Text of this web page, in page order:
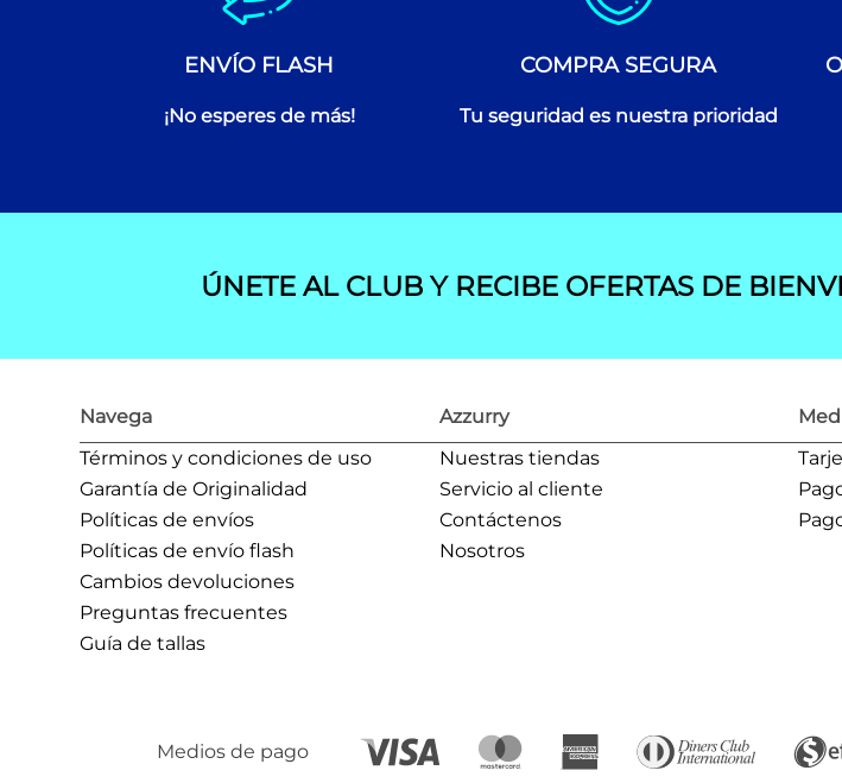
ENVÍO FLASH
¡No esperes de más!
COMPRA SEGURA
Tu seguridad es nuestra prioridad
ÚNETE AL CLUB Y RECIBE OFERTAS DE
Navega
Términos y condiciones de uso
Garantía de Originalidad
Políticas de envíos
Políticas de envío flash
Cambios devoluciones
Preguntas frecuentes
Guía de tallas
Azzurry
Nuestras tiendas
Servicio al cliente
Contáctenos
Nosotros
Medios de pago